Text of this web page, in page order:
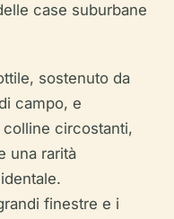
case suburbane
sostenuto da
campo, e
circostanti,
una rarità
finestre e i